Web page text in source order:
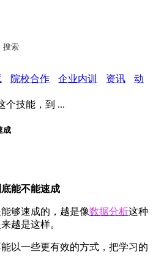
搜索
院校合作 企业内训 资讯
动
个技能，到 ...
成
能不能速成
够速成的，越是像数据分析这种
越是这样。
以一些更有效的方式，把学习的